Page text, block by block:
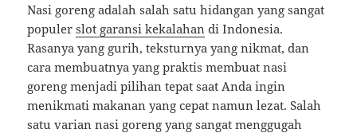
Nasi goreng adalah salah satu hidangan yang sangat
populerslot garansi kekalahan di Indonesia.
Rasanya yang gurih, teksturnya yang nikmat, dan
cara membuatnya yang praktis membuat nasi
goreng menjadi pilihan tepat saat Anda ingin
menikmati makanan yang cepat namun lezat. Salah
satu varian nasi goreng yang sangat menggugah